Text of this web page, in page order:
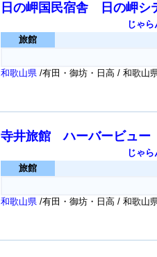
日の岬国民宿舎 日の岬シ
じゃら
旅館
和歌山県 /有田・御坊・日高 / 和歌山
寺井旅館 ハーバービュー
じゃら
旅館
和歌山県 /有田・御坊・日高 / 和歌山